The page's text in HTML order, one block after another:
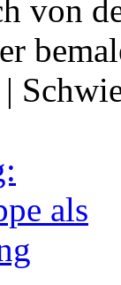
von
|